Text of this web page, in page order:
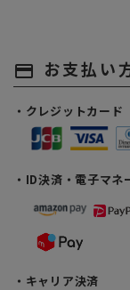
payment お支払い
・クレジットカード
・ID決済・電子マネ
・キャリア決済